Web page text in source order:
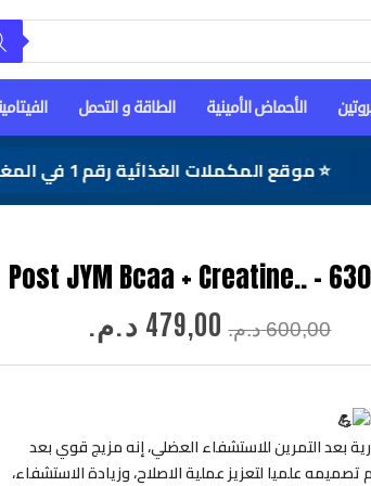
الأحماض الأمينية الطاقة و التحمل
⭐ موقع المكملات الغذائية رقم 1 في المغرب
Post JYM Bcaa + Creatine.. –
600,00 د.م.
السعر
الأصلي
600,00 د.م..
479,00 د.م.
السعر
479,00 د.م..
بعد التمرين للاستشفاء العضلي، إنه مزيج قوي بعد
تصميمه علميا لتعزيز عملية الاصلاح، وزيادة الاستشفاء،